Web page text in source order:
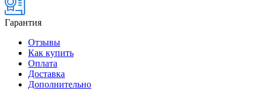
Гарантия
Отзывы
Как купить
Оплата
Доставка
Дополнительно